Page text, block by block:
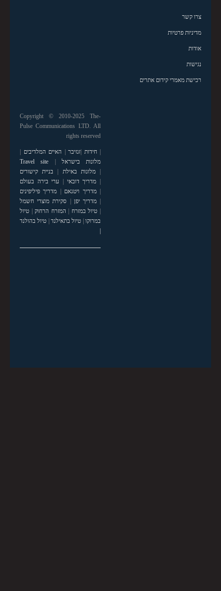
צרו קשר
מדיניות פרטיות
אודות
נגישות
רכישת מאמרי קידום אתרים
Copyright © 2010-2025 The-
Pulse Communications LTD. All
rights reserved
|חידות זנזיבר האיים המלדיבים
מלונות בישראל
Travel site
|מלונות באילת
בניית קישורים
מדריך דובאי
ערי בירה בעולם
|מדריך ויטנאם
מדריך פיליפינים
|מדריך יפן
סקירת מוצרי חשמל
טיול במזרח המזרח הרחוק| טיול
במרוקו| טיול בתאילנד| טיול בהולנד